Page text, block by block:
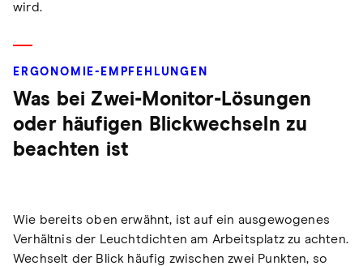
wird.
ERGONOMIE-EMPFEHLUNGEN
Was bei Zwei-Monitor-Lösungen
oder häufigen Blickwechseln zu
beachten ist
Wie bereits oben erwähnt, ist auf ein ausgewogenes
Verhältnis der Leuchtdichten am Arbeitsplatz zu achten.
Wechselt der Blick häufig zwischen zwei Punkten, so